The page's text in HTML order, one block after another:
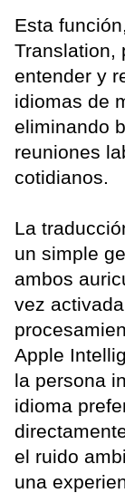
Esta
Translation,
entender y
idiomas de
eliminando
reuniones
cotidianos.
La
un simple
ambos
vez
Apple
la persona
idioma
el ruido
una